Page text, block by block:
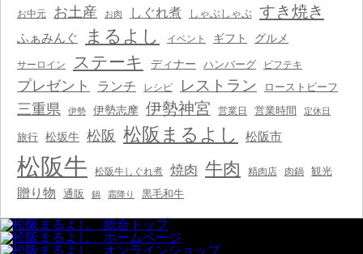
お中元 お土産 お肉 しぐれ煮 しゃぶしゃぶ すき焼き
ふぁみんぐ まるよし イベント ギフト グルメ
サーロイン ステーキ ディナー ハンバーグ ビフテキ
プレゼント ランチ レシピ レストラン ローストビーフ
三重県 伊勢 伊勢志摩 伊勢神宮 営業日 営業時間 定休日
旅行 松坂牛 松阪 松阪まるよし 松阪市
松阪牛 松阪牛しぐれ煮 焼肉 牛肉 精肉店 肉鍋 観光
贈り物 通販 鍋 霜降り 黒毛和牛